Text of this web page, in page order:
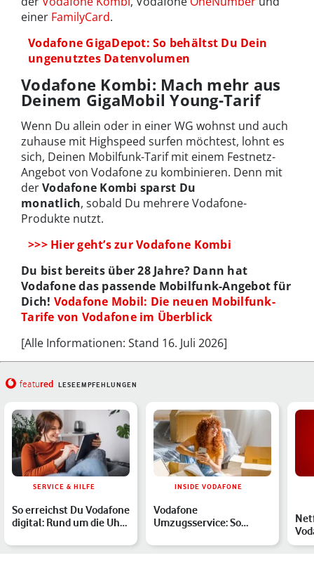
einer FamilyCard.
Vodafone GigaDepot: So behältst Du Dein
ungenutztes Datenvolumen
Vodafone Kombi: Mach mehr aus
Deinem GigaMobil Young-Tarif
Wenn Du allein oder in einer WG wohnst und auch
zuhause mit Highspeed surfen möchtest, lohnt es
sich, Deinen Mobilfunk-Tarif mit einem Festnetz-
Angebot von Vodafone zu kombinieren. Denn mit
derVodafone Kombi sparst Du
monatlich, sobald Du mehrere Vodafone-
Produkte nutzt.
>>> Hier geht’s zur Vodafone Kombi
Du bist bereits über 28 Jahre? Dann hat
Vodafone das passende Mobilfunk-Angebot für
Dich! Vodafone Mobil: Die neuen Mobilfunk-
Tarife von Vodafone im Überblick
[Alle Informationen: Stand 16. Juli 2026]
featured LESEEMPFEHLUNGEN
SERVICE & HILFE
So erreichst Du Vodafone
digital: Rund um die Uhr
INSIDE VODAFONE
Vodafone
Umzugsservice: So
Deinen Highspeed-Ver…